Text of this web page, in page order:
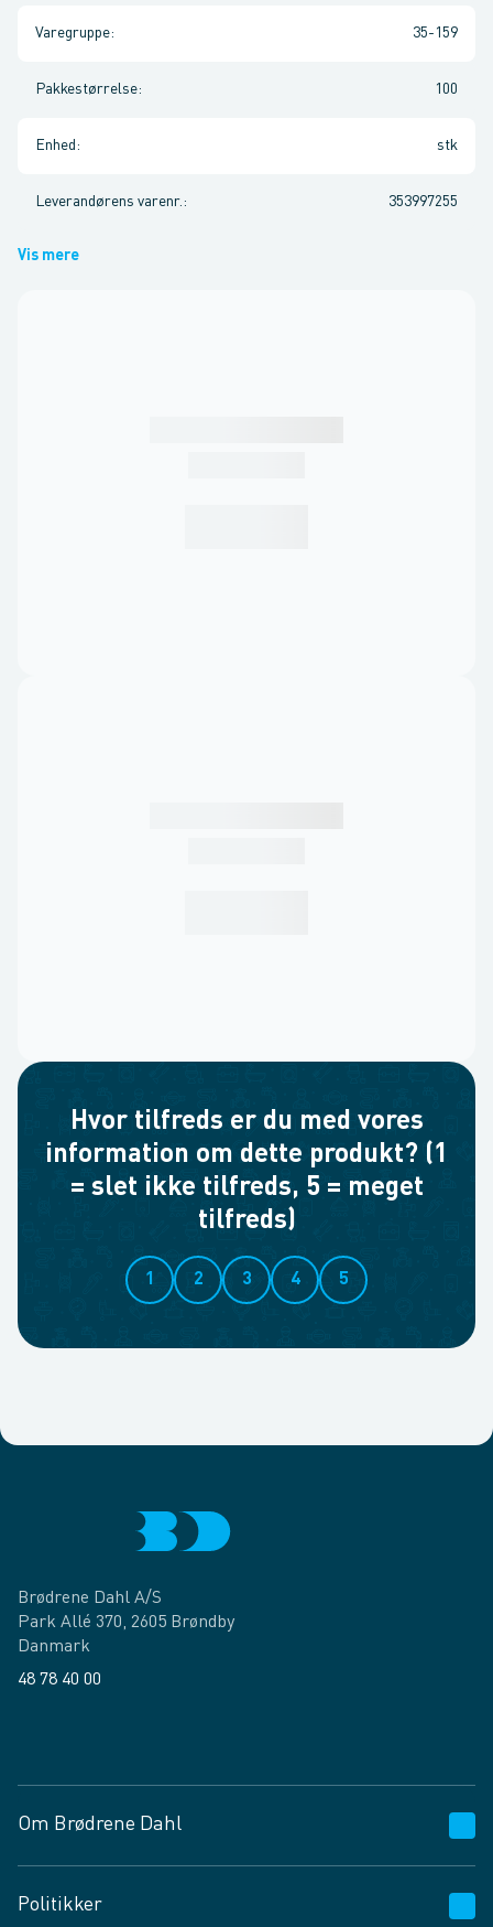
Varegruppe: 35-159
Pakkestørrelse: 100
Enhed : stk
Leverandørens varenr. : 353997255
Vis mere
Hvor tilfreds er du med vores
information om dette produkt? (1
= slet ikke tilfreds, 5 = meget
tilfreds)
1 2 3 4 5
Brødrene Dahl A/S
Park Allé 370, 2605 Brøndby
Danmark
48 78 40 00
Om Brødrene Dahl
Vagttelefon 30 10 89 89
Politikker